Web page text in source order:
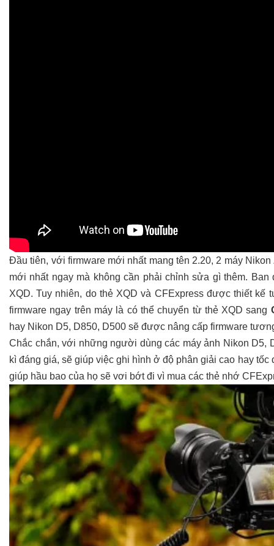
Đầu tiên, với firmware mới nhất mang tên 2.20, 2 máy
mới nhất ngay mà không cần phải chỉnh sửa gì thêm.
XQD. Tuy nhiên, do thẻ XQD và CFExpress được thiết
firmware ngay trên máy là có thể chuyển từ thẻ XQD sang
hay Nikon D5, D850, D500 sẽ được nâng cấp firmware
Chắc chắn, với những người dùng các máy ảnh Nikon D5,
kì đáng giá, sẽ giúp việc ghi hình ở độ phân giải cao hay
giúp hầu bao của họ sẽ vơi bớt đi vì mua các thẻ nhớ